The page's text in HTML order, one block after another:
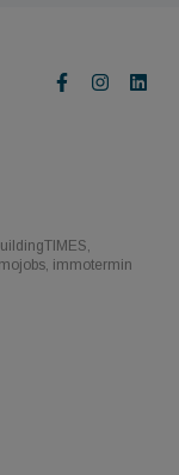
immotermin